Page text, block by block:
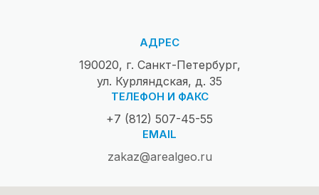
АДРЕС
190020, г. Санкт-Петербург,
ул. Курляндская, д. 35
ТЕЛЕФОН И ФАКС
+7 (812) 507-45-55
EMAIL
zakaz@arealgeo.ru